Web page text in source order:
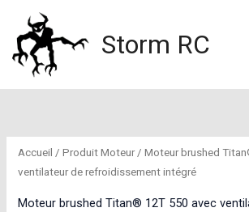
contenu
Storm RC
Accueil / Produit Moteur / Moteur brushed
ventilateur de refroidissement intégré
Moteur brushed Titan® 12T 550 avec